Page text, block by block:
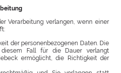
Verarbeitung verlangen, wenn einer
der personenbezogenen Daten. Die
diesem Fall für die Dauer verlangt
ermöglicht, die Richtigkeit der